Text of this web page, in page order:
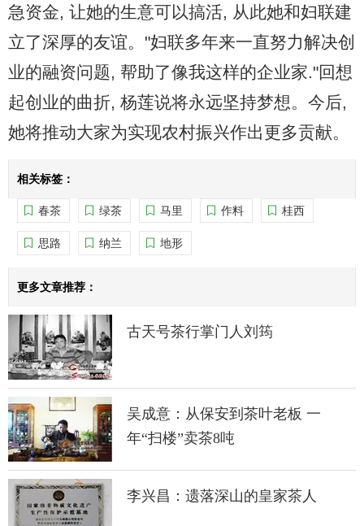
急资金, 让她的生意可以搞活, 从此她和妇联建
立了深厚的友谊。"妇联多年来一直努力解决创
业的融资问题, 帮助了像我这样的企业家."回想
起创业的曲折, 杨莲说将永远坚持梦想。今后,
她将推动大家为实现农村振兴作出更多贡献。
相关标签：
春茶 绿茶 马里 作料 桂西
思路 纳兰 地形
更多文章推荐：
古天号茶行掌门人刘筠
吴成意：从保安到茶叶老板 一
年“扫楼”卖茶8吨
李兴昌：遗落深山的皇家茶人